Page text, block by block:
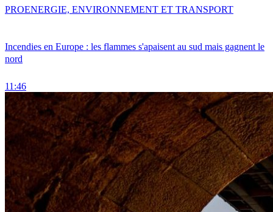
Incendies en Europe : les flammes s'apaisent au sud mais gagnent le
nord
11:46
PROENERGIE, ENVIRONNEMENT ET TRANSPORT